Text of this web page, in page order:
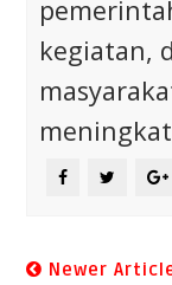
kegiatan,
Newer